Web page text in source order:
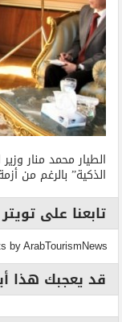
الطيار محمد منار
الذكية” بالرغم من
تابعنا على تويتر
by ArabTourismNews
قد يعجبك هذا